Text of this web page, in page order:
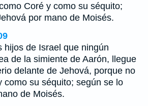
Coré y como su séquito;
por mano de Moisés.
hijos de Israel que ningún
de la simiente de Aarón, llegue
delante de Jehová, porque no
como su séquito; según se lo
de Moisés.